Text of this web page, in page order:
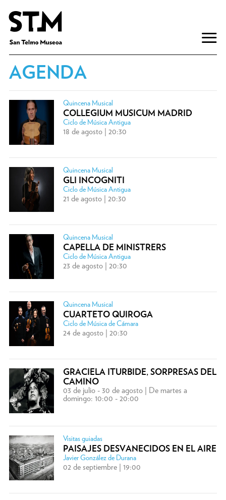
AGENDA
Quincena Musical
COLLEGIUM MUSICUM MADRID
Ciclo de Música Antigua
18 de agosto | 20:30
Quincena Musical
GLI INCOGNITI
Ciclo de Música Antigua
21 de agosto | 20:30
Quincena Musical
CAPELLA DE MINISTRERS
Ciclo de Música Antigua
23 de agosto | 20:30
Quincena Musical
CUARTETO QUIROGA
Ciclo de Música de Cámara
24 de agosto | 20:30
GRACIELA ITURBIDE, SORPRESAS DEL
CAMINO
03 de julio - 30 de agosto | De martes a
domingo: 10:00 - 20:00
Visitas guiadas
PAISAJES DESVANECIDOS EN EL AIRE
Javier González de Durana
02 de septiembre | 19:00